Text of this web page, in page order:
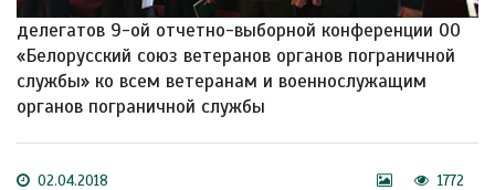
делегатов 9-ой отчетно-выборной конференции ОО
«Белорусский союз ветеранов органов пограничной
службы» ко всем ветеранам и военнослужащим
органов пограничной службы
02.04.2018 1772